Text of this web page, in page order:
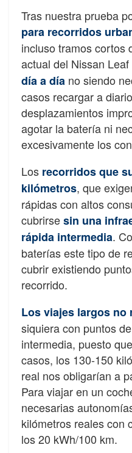
Tras nuestra prueba
para recorridos
incluso tramos cortos
actual del Nissan Leaf
día a día no siendo
casos recargar a
desplazamientos
agotar la batería ni
excesivamente los
Los recorridos que
kilómetros, que
rápidas con altos
cubrirsesin una
rápida intermedia.
baterías este tipo de
cubrir existiendo
recorrido.
Los viajes largos
siquiera con puntos
intermedia, puesto
casos, los 130-150
real nos obligarían a
Para viajar en un
necesarias
kilómetros reales con
los 20 kWh/100 km.